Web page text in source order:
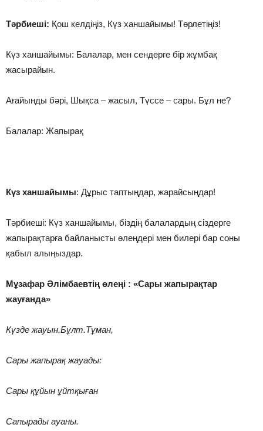
Тәрбиеші: Қош келдіңіз, Күз ханшайымы! Төрлетіңіз!
Күз ханшайымы: Балалар, мен сендерге бір жұмбақ
жасырайын.
Ағайынды бәрі, Шықса – жасыл, Түссе – сары. Бұл не?
Балалар: Жапырақ
Күз ханшайымы: Дұрыс таптыңдар, жарайсыңдар!
Тәрбиеші: Күз ханшайымы, біздің балалардың сіздерге
жапырақтарға байланысты өлеңдері мен билері бар соны
қабыл алыңыздар.
Мұзафар Әлімбаевтің өлеңі : «Сары жапырақтар
жауғанда»
Күзде жауын.Бұлт.Тұман,
Сары жапырақ жауады:
Сары құйын ұйтқыған
Сапырады ауаны.